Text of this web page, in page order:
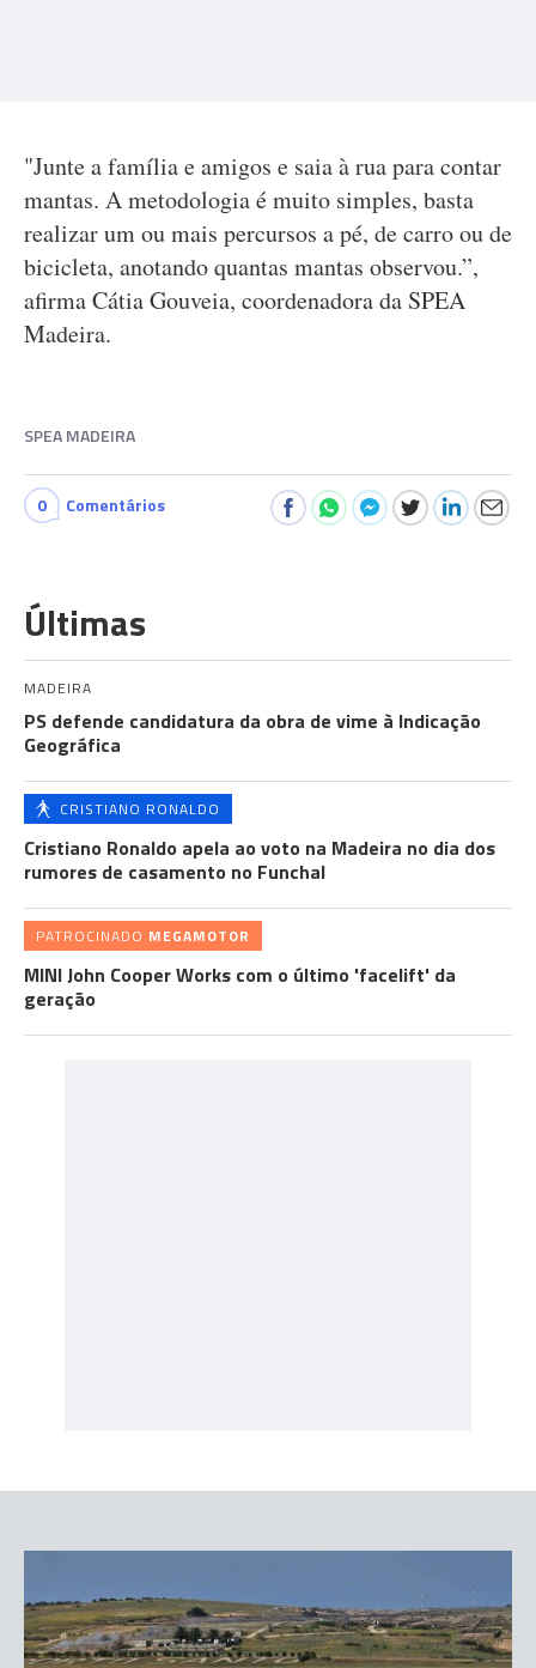
"Junte a família e amigos e saia à rua para contar
mantas. A metodologia é muito simples, basta
realizar um ou mais percursos a pé, de carro ou de
bicicleta, anotando quantas mantas observou.”,
afirma Cátia Gouveia, coordenadora da SPEA
Madeira.
SPEA MADEIRA
0 Comentários
Últimas
MADEIRA
PS defende candidatura da obra de vime à Indicação
Geográfica
CRISTIANO RONALDO
Cristiano Ronaldo apela ao voto na Madeira no dia dos
rumores de casamento no Funchal
PATROCINADO MEGAMOTOR
MINI John Cooper Works com o último 'facelift' da
geração